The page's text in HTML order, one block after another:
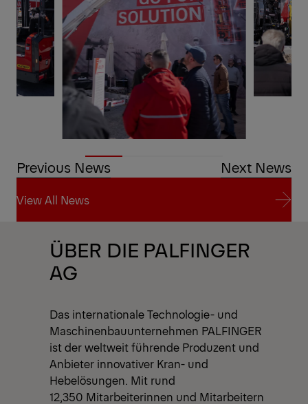
Previous News Next News
View All News
View All News
ÜBER DIE PALFINGER
AG
Das internationale Technologie- und
Maschinenbauunternehmen PALFINGER
ist der weltweit führende Produzent und
Anbieter innovativer Kran- und
Hebelösungen. Mit rund
12,350 Mitarbeiterinnen und Mitarbeitern